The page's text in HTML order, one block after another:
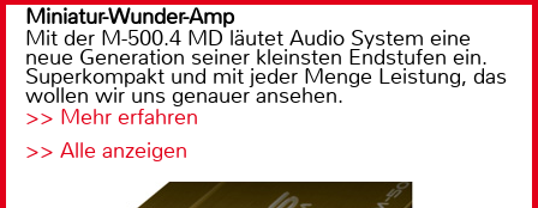
Miniatur-Wunder-Amp
Mit der M-500.4 MD läutet Audio System eine
neue Generation seiner kleinsten Endstufen ein.
Superkompakt und mit jeder Menge Leistung, das
wollen wir uns genauer ansehen.
>> Mehr erfahren
>> Alle anzeigen